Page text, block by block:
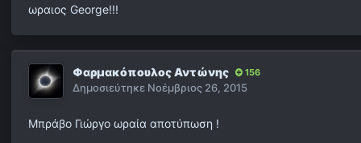
ωραιος George!!!
Φαρμακόπουλος Αντώνης 156
Δημοσιεύτηκε Νοέμβριος 26, 2015
Μπράβο Γιώργο ωραία αποτύπωση !